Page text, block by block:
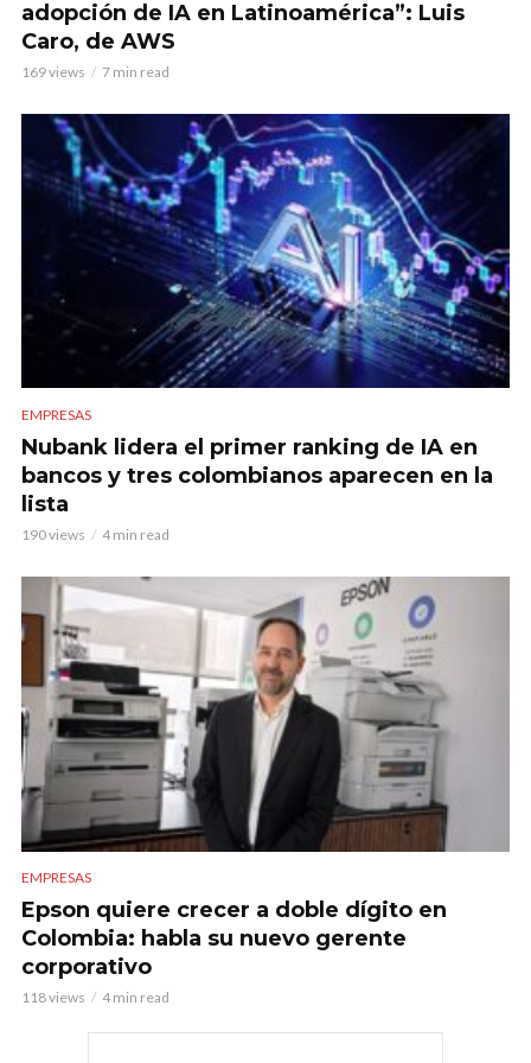
adopción de IA en Latinoamérica”: Luis
Caro, de AWS
169 views 7 min read
EMPRESAS
Nubank lidera el primer ranking de IA en
bancos y tres colombianos aparecen en la
lista
190 views 4 min read
EMPRESAS
Epson quiere crecer a doble dígito en
Colombia: habla su nuevo gerente
corporativo
118 views 4 min read